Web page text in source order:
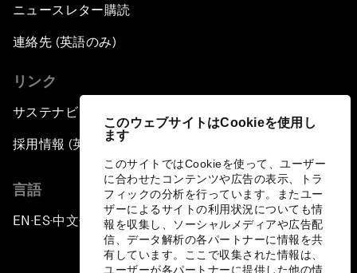
このウェブサイトはCookieを使用し
ます
このサイトではCookieを使って、ユーザー
に合わせたコンテンツや広告の表示、トラ
フィックの分析を行っています。またユー
ザーによるサイトの利用状況についても情
報を収集し、ソーシャルメディアや広告配
信、データ解析の各パートナーに情報を共
有しています。ここで収集された情報は、
ユーザーが各パートナーに提供した他の情
ニュースレター購読
連絡先 (英語のみ)
リンク
サステナビリティへの取り組み
採用情報 (英語のみ)
言語
EN ▪ES▪中文▪ 日本語